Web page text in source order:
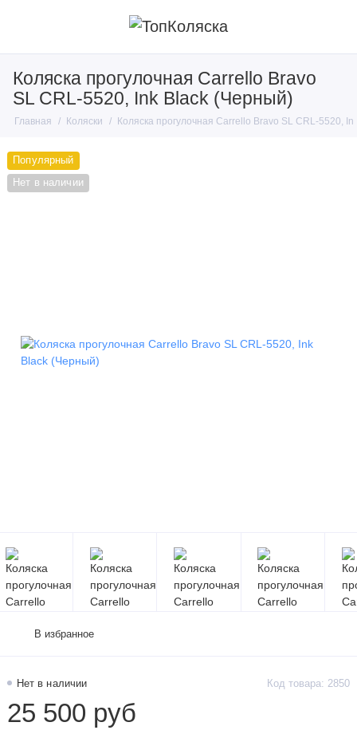
Коляска прогулочная Carrello Bravo
SL CRL-5520, Ink Black (Черный)
Главная Коляски Коляска прогулочная Carrello Bravo SL CRL-5520,
Популярный
Нет в наличии
Нет в наличии Код товара: 2850
25 500 руб
В избранное